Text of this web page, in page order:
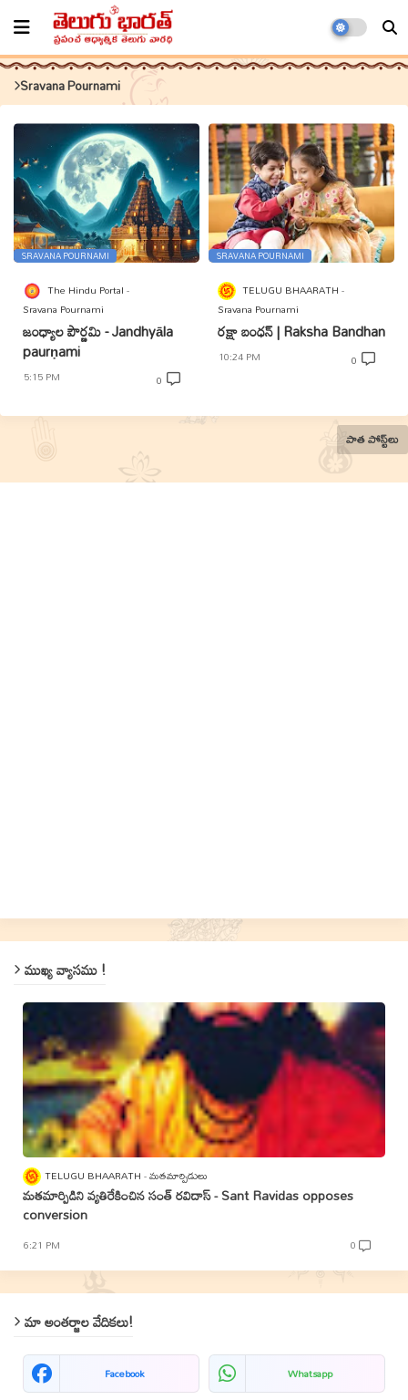
Sravana Pournami
SRAVANA POURNAMI
The Hindu Portal
Sravana Pournami
జంధ్యాల పౌర్ణమి - Jandhyāla
paurṇami
5:15 PM 0
SRAVANA POURNAMI
TELUGU BHAARATH
Sravana Pournami
రక్షా బంధన్ | Raksha Bandhan
10:24 PM 0
పాత పోస్ట్‌లు
ముఖ్య వ్యాసము !
TELUGU BHAARATH మతమార్పిడులు
మతమార్పిడిని వ్యతిరేకించిన సంత్‌ రవిదాస్‌ - Sant Ravidas opposes
conversion
6:21 PM 0
మా అంతర్జాల వేదికలు!
Facebook Whatsapp